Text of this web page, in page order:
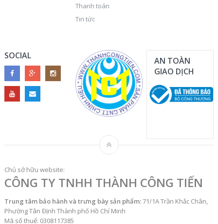
Thanh toán
Tin tức
SOCIAL
AN TOÀN
GIAO DỊCH
Chủ sở hữu website:
CÔNG TY TNHH THÀNH CÔNG TIẾN
Trung tâm bảo hành và trưng bày sản phẩm:71/1A Trần Khắc Chân,
Phường Tân Định Thành phố Hồ Chí Minh
Mã số thuế: 0308117385